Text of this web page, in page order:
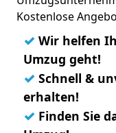
Kostenlose
✓ Wir helfen
Umzug geht!
✓ Schnell &
erhalten!
✓ Finden Sie